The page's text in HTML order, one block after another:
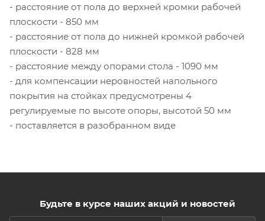
- расстояние от пола до верхней кромки рабочей
плоскости - 850 мм
- расстояние от пола до нижней кромкой рабочей
плоскости - 828 мм
- расстояние между опорами стола - 1090 мм
- для компенсации неровностей напольного
покрытия на стойках предусмотрены 4
регулируемые по высоте опоры, высотой 50 мм
- поставляется в разобранном виде
Будьте в курсе наших акций и новостей